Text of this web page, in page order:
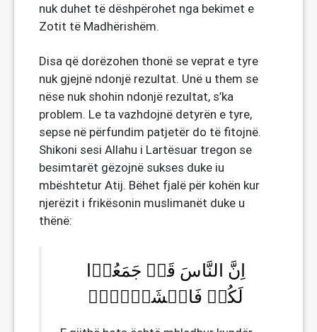
nuk duhet të dëshpërohet nga bekimet e
Zotit të Madhërishëm.
Disa që dorëzohen thonë se veprat e tyre
nuk gjejnë ndonjë rezultat. Unë u them se
nëse nuk shohin ndonjë rezultat, s’ka
problem. Le ta vazhdojnë detyrën e tyre,
sepse në përfundim patjetër do të fitojnë.
Shikoni sesi Allahu i Lartësuar tregon se
besimtarët gëzojnë sukses duke iu
mbështetur Atij. Bëhet fjalë për kohën kur
njerëzit i frikësonin muslimanët duke u
thënë:
اِنَّ النَّاسَ قَدۡ جَمَعُوۡا
لَکُمۡ فَاخۡشَوۡہُمۡ